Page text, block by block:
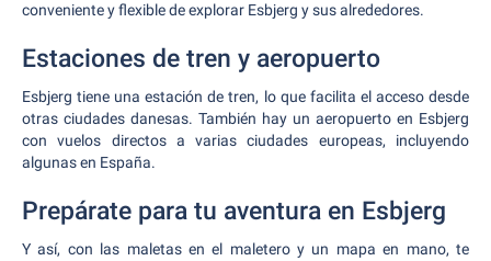
conveniente y flexible de explorar Esbjerg y sus alrededores.
Estaciones de tren y aeropuerto
Esbjerg tiene una estación de tren, lo que facilita el acceso desde
otras ciudades danesas. También hay un aeropuerto en Esbjerg
con vuelos directos a varias ciudades europeas, incluyendo
algunas en España.
Prepárate para tu aventura en Esbjerg
Y así, con las maletas en el maletero y un mapa en mano, te